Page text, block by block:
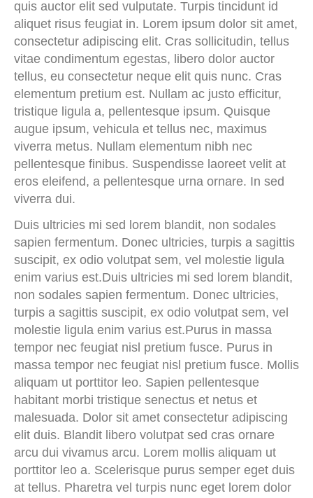
quis auctor elit sed vulputate. Turpis tincidunt id
aliquet risus feugiat in. Lorem ipsum dolor sit amet,
consectetur adipiscing elit. Cras sollicitudin, tellus
vitae condimentum egestas, libero dolor auctor
tellus, eu consectetur neque elit quis nunc. Cras
elementum pretium est. Nullam ac justo efficitur,
tristique ligula a, pellentesque ipsum. Quisque
augue ipsum, vehicula et tellus nec, maximus
viverra metus. Nullam elementum nibh nec
pellentesque finibus. Suspendisse laoreet velit at
eros eleifend, a pellentesque urna ornare. In sed
viverra dui.
Duis ultricies mi sed lorem blandit, non sodales
sapien fermentum. Donec ultricies, turpis a sagittis
suscipit, ex odio volutpat sem, vel molestie ligula
enim varius est.Duis ultricies mi sed lorem blandit,
non sodales sapien fermentum. Donec ultricies,
turpis a sagittis suscipit, ex odio volutpat sem, vel
molestie ligula enim varius est.Purus in massa
tempor nec feugiat nisl pretium fusce. Purus in
massa tempor nec feugiat nisl pretium fusce. Mollis
aliquam ut porttitor leo. Sapien pellentesque
habitant morbi tristique senectus et netus et
malesuada. Dolor sit amet consectetur adipiscing
elit duis. Blandit libero volutpat sed cras ornare
arcu dui vivamus arcu. Lorem mollis aliquam ut
porttitor leo a. Scelerisque purus semper eget duis
at tellus. Pharetra vel turpis nunc eget lorem dolor